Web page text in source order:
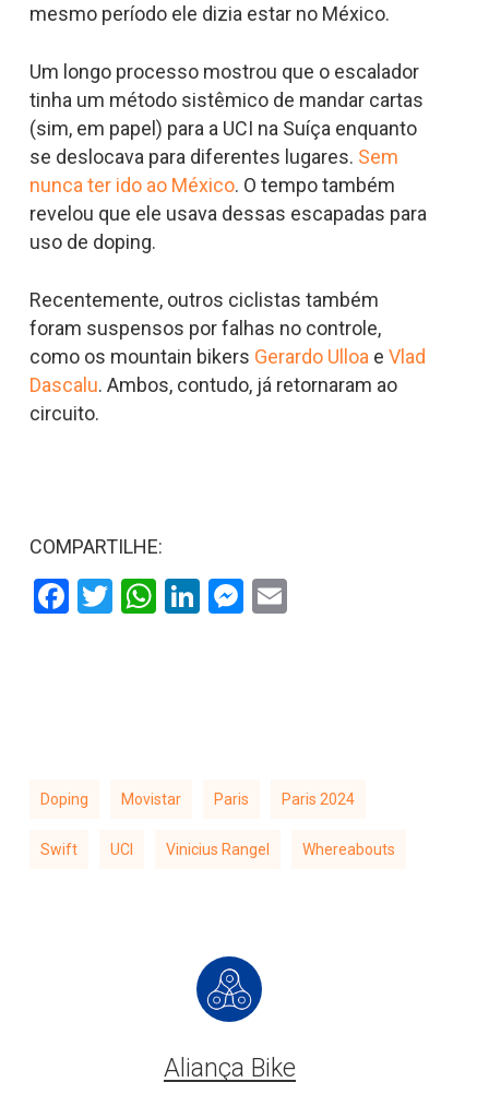
mesmo período ele dizia estar no México.
Um longo processo mostrou que o escalador
tinha um método sistêmico de mandar cartas
(sim, em papel) para a UCI na Suíça enquanto
se deslocava para diferentes lugares. Sem
nunca ter ido ao México. O tempo também
revelou que ele usava dessas escapadas para
uso de doping.
Recentemente, outros ciclistas também
foram suspensos por falhas no controle,
como os mountain bikers Gerardo Ulloa e Vlad
Dascalu. Ambos, contudo, já retornaram ao
circuito.
COMPARTILHE:
Facebook
Twitter
WhatsApp
LinkedIn
Messenger
Email
Doping Movistar Paris Paris 2024
Swift UCI Vinicius Rangel Whereabouts
Aliança Bike